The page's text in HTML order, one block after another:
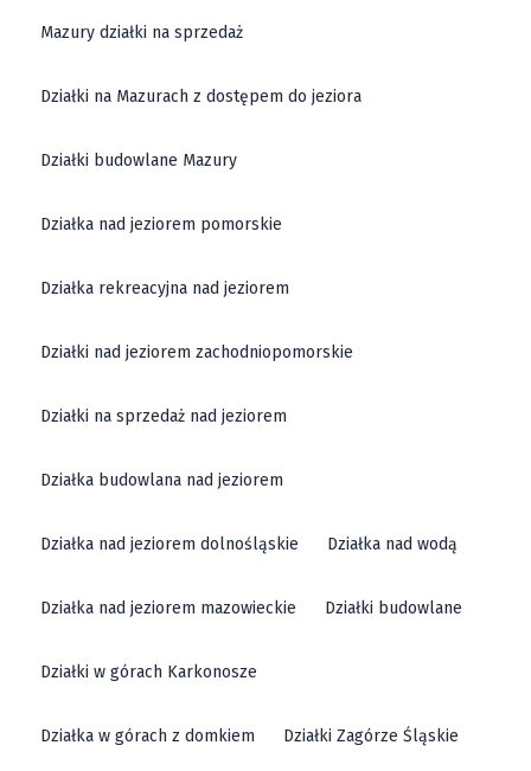
Mazury działki na sprzedaż
Działki na Mazurach z dostępem do jeziora
Działki budowlane Mazury
Działka nad jeziorem pomorskie
Działka rekreacyjna nad jeziorem
Działki nad jeziorem zachodniopomorskie
Działki na sprzedaż nad jeziorem
Działka budowlana nad jeziorem
Działka nad jeziorem dolnośląskie Działka nad wodą
Działka nad jeziorem mazowieckie Działki budowlane
Działki w górach Karkonosze
Działka w górach z domkiem Działki Zagórze Śląskie